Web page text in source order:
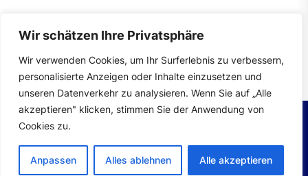
Wir schätzen Ihre Privatsphäre
Wir verwenden Cookies, um Ihr Surferlebnis zu verbessern,
personalisierte Anzeigen oder Inhalte einzusetzen und
unseren Datenverkehr zu analysieren. Wenn Sie auf „Alle
akzeptieren" klicken, stimmen Sie der Anwendung von
Cookies zu.
Anpassen Alles ablehnen Alle akzeptieren
Impressum|Datenschutzerklärung
Copyright © 2026 wohntrends.All rights reserved.
Theme: Mahalo By
Themeinwp.Powered byWordPress.